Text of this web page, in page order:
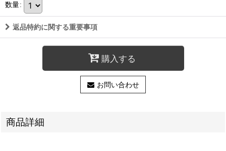
数量:
返品特約に関する重要事項
購入する
お問い合わせ
商品詳細